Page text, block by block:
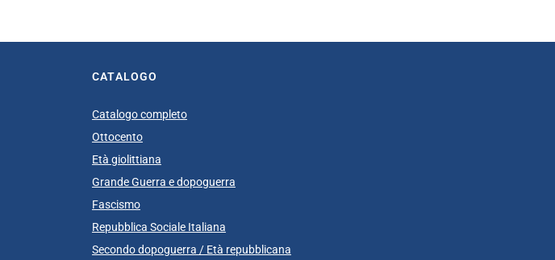
CATALOGO
Catalogo completo
Ottocento
Età giolittiana
Grande Guerra e dopoguerra
Fascismo
Repubblica Sociale Italiana
Secondo dopoguerra / Età repubblicana